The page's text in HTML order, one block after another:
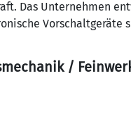
Das Unternehmen
/